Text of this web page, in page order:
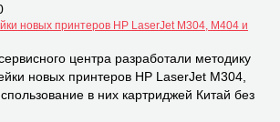
новых принтеров НР LaserJet M304, M404 и
центра разработали методику
новых принтеров НР LaserJet M304,
в них картриджей Китай без